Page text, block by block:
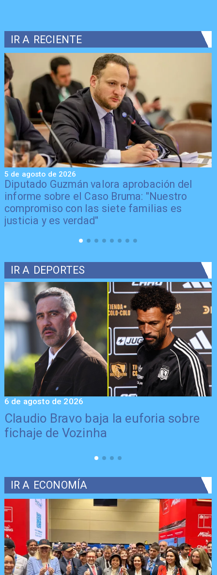
IR A RECIENTE
Senador Vial celebra aprobación del
proyecto de Reconstrucción: "Es un hito
trascendental en beneficio de los chilenos"
5 de agosto de 2026
IR A DEPORTES
Presentación de Vozinha en Colo
Colo: Fecha, Estadio y Contrato
5 de agosto de 2026
IR A ECONOMÍA